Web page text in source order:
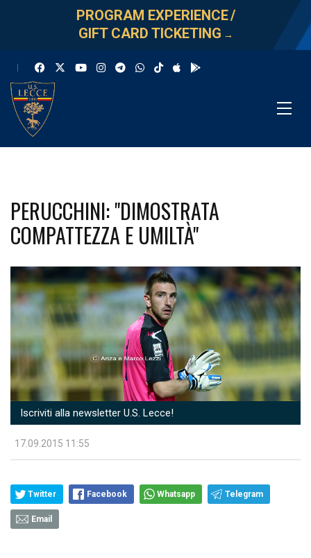
PROGRAM EXPERIENCE/
GIFT CARD TICKETING →
PERUCCHINI: "DIMOSTRATA
COMPATTEZZA E UMILTÀ"
Iscriviti alla newsletter U.S. Lecce!
17.09.2015 11:55
Twitter Facebook Whatsapp Telegram
Email